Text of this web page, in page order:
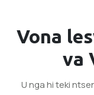
Vona
va
U nga hi teki